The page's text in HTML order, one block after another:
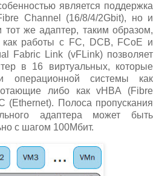
является поддержка
Channel (16/8/4/2Gbit), но и
же адаптер, таким образом,
как работы с FC, DCB, FCoE и
Fabric Link (vFLink) позволяет
в 16 виртуальных, которые
операционной системы как
либо как vHBA (Fibre
(Ethernet). Полоса пропускания
адаптера может быть
с шагом 100Мбит.